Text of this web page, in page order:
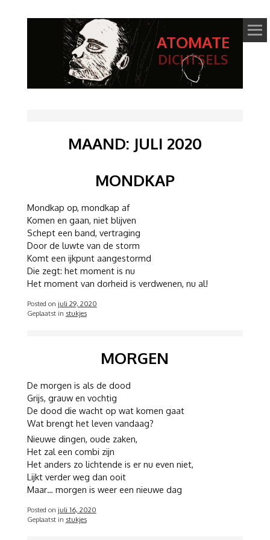
ATOMATE
DICHTSELS
MAAND: JULI 2020
MONDKAP
Mondkap op, mondkap af
Komen en gaan, niet blijven
Schept een band, vertraging
Door de luwte van de storm
Komt een ijkpunt aangestormd
Die zegt: het moment is nu
Het moment van dorheid is verdwenen, nu al!
Posted on juli 29, 2020
Geplaatst in stukjes
MORGEN
De morgen is als de dood
Grijs, grauw en vochtig
De dood die wacht op wat komen gaat
Wat brengt het leven vandaag?
Nieuwe dingen, oude zaken,
Het zal een combi zijn
Het anders zo lichtende is er nu even niet,
Lijkt verder weg dan ooit
Maar… morgen is weer een nieuwe dag
Posted on juli 16, 2020
Geplaatst in stukjes